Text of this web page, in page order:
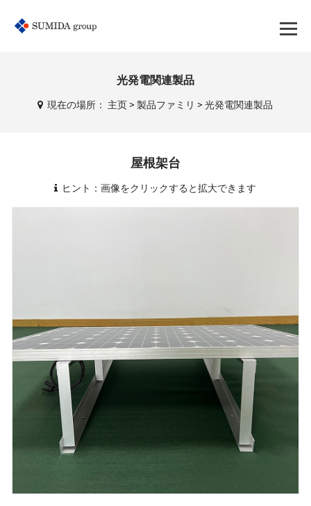
光発電関連製品
現在の場所： 主页 >製品ファミリ >光発電関連製品
屋根架台
ヒント：画像をクリックすると拡大できます